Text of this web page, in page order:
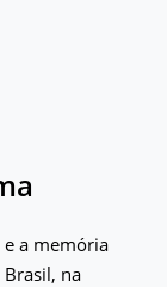
a memória
na